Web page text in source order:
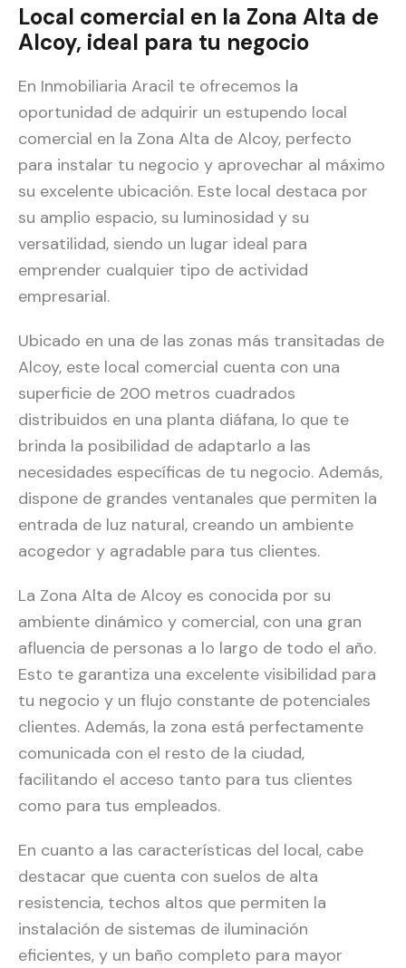
Local comercial en la Zona Alta de
Alcoy, ideal para tu negocio
En Inmobiliaria Aracil te ofrecemos la
oportunidad de adquirir un estupendo local
comercial en la Zona Alta de Alcoy, perfecto
para instalar tu negocio y aprovechar al máximo
su excelente ubicación. Este local destaca por
su amplio espacio, su luminosidad y su
versatilidad, siendo un lugar ideal para
emprender cualquier tipo de actividad
empresarial.
Ubicado en una de las zonas más transitadas de
Alcoy, este local comercial cuenta con una
superficie de 200 metros cuadrados
distribuidos en una planta diáfana, lo que te
brinda la posibilidad de adaptarlo a las
necesidades específicas de tu negocio. Además,
dispone de grandes ventanales que permiten la
entrada de luz natural, creando un ambiente
acogedor y agradable para tus clientes.
La Zona Alta de Alcoy es conocida por su
ambiente dinámico y comercial, con una gran
afluencia de personas a lo largo de todo el año.
Esto te garantiza una excelente visibilidad para
tu negocio y un flujo constante de potenciales
clientes. Además, la zona está perfectamente
comunicada con el resto de la ciudad,
facilitando el acceso tanto para tus clientes
como para tus empleados.
En cuanto a las características del local, cabe
destacar que cuenta con suelos de alta
resistencia, techos altos que permiten la
instalación de sistemas de iluminación
eficientes, y un baño completo para mayor